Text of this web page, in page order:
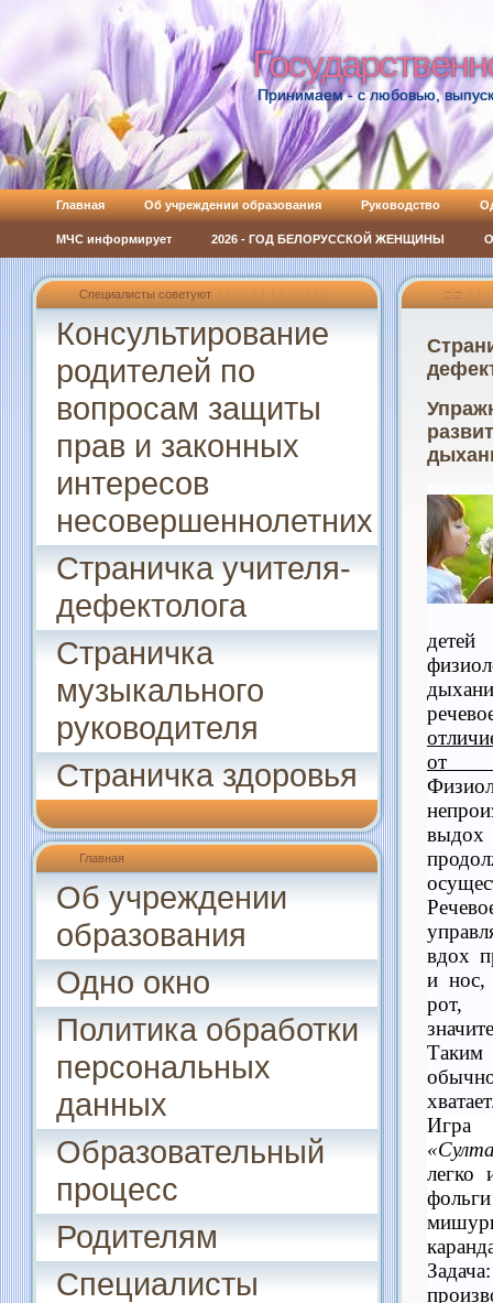
Принимаем - с любовью,
Главная Об учреждении образования Руководство
МЧС информирует 2026 - ГОД БЕЛОРУССКОЙ ЖЕНЩИНЫ
Специалисты советуют
Консультирование
родителей по
вопросам защиты
прав и законных
интересов
несовершеннолетних
Страничка учителя-
дефектолога
Страничка
музыкального
руководителя
Страничка здоровья
Главная
Об учреждении
образования
Одно окно
Политика обработки
персональных
данных
Образовательный
процесс
Родителям
Специалисты
:: ::
от
вдох
и нос,
рот,
Таким
Игра
легко